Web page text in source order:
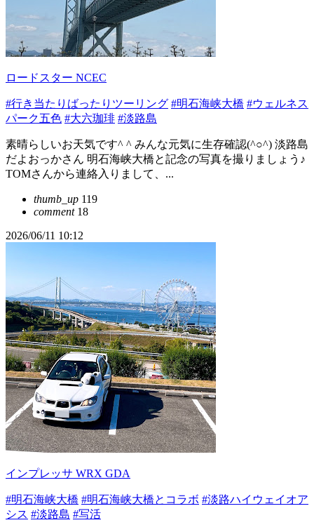
ロードスター NCEC
#行き当たりばったりツーリング #明石海峡大橋 #ウェルネス
パーク五色 #大六珈琲 #淡路島
素晴らしいお天気です^ ^ みんな元気に生存確認(^○^) 淡路島
だよおっかさん 明石海峡大橋と記念の写真を撮りましょう♪
TOMさんから連絡入りまして、...
thumb_up 119
comment18
2026/06/11 10:12
インプレッサ WRX GDA
#明石海峡大橋 #明石海峡大橋とコラボ #淡路ハイウェイオア
シス #淡路島 #写活